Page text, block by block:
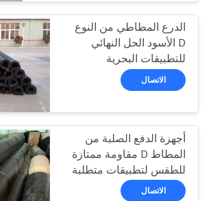
في
المعمل
مراقبة
اتصل
مصدات يوكوهاما
الهوائية
62
31
الدرع المطاطي من النوع
D الأسود الحل النهائي
للتطبيقات البحرية
الاتصال
أجهزة الدفع الصلبة من
المطاط D مقاومة ممتازة
للطقس لتطبيقات متطلبة
الاتصال